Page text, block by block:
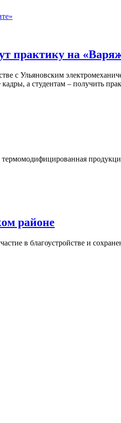
практику на
с Ульяновским
а студентам – получить
районе
в благоустройстве и